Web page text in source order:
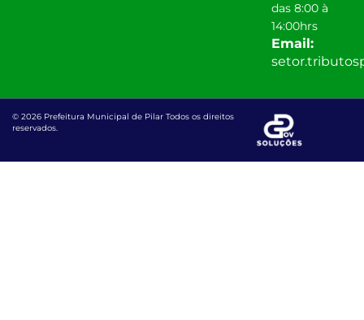
das 8:00 à
14:00hrs
Email:
© 2026 Prefeitura Municipal de Pilar Todos os direitos
reservados.